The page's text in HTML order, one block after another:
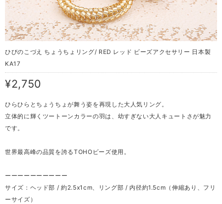
ひびのこづえ ちょうちょリング/ RED レッド ビーズアクセサリー 日本製
KA17
¥2,750
ひらひらとちょうちょが舞う姿を再現した大人気リング。
立体的に輝くツートーンカラーの羽は、幼すぎない大人キュートさが魅力
です。
世界最高峰の品質を誇るTOHOビーズ使用。
ーーーーーーーーーー
サイズ：ヘッド部 / 約2.5x1cm、リング部 / 内径約1.5cm（伸縮あり、フリ
ーサイズ）